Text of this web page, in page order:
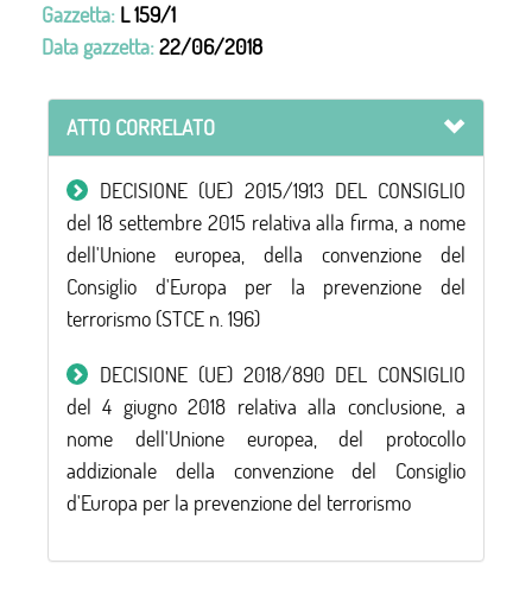
Gazzetta: L 159/1
Data gazzetta:22/06/2018
ATTO CORRELATO
DECISIONE (UE) 2015/1913 DEL CONSIGLIO
del 18 settembre 2015 relativa alla firma, a nome
dell'Unione europea, della convenzione del
Consiglio d'Europa per la prevenzione del
terrorismo (STCE n. 196)
DECISIONE (UE) 2018/890 DEL CONSIGLIO
del 4 giugno 2018 relativa alla conclusione, a
nome dell'Unione europea, del protocollo
addizionale della convenzione del Consiglio
d'Europa per la prevenzione del terrorismo